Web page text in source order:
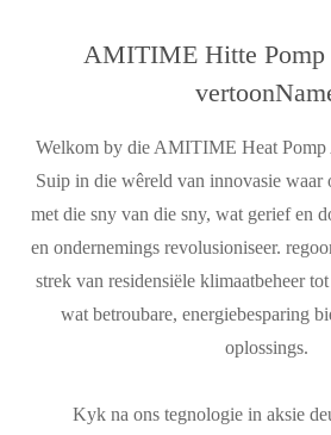
AMITIME Hitte Pomp
Welkom by die AMITIME Heat Pomp
Suip in die wêreld van innovasie waar
met die sny van die sny, wat gerief en
en ondernemings revolusioniseer.
strek van residensiële klimaatbeheer
wat betroubare, energiebesparing
oplossings.
Kyk na ons tegnologie in aksie